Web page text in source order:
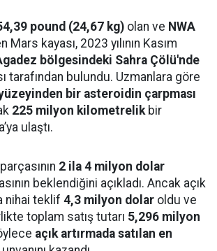
pound (24,67 kg) olan ve NWA
Mars kayası, 2023 yılının Kasım
bölgesindeki Sahra Çölü'nde
tarafından bulundu. Uzmanlara göre
bir asteroidin çarpması
225 milyon kilometrelikbir
ulaştı.
2 ila 4 milyon dolar
beklendiğini açıkladı. Ancak açık
nihai teklif 4,3 milyon dolar oldu ve
toplam satış tutarı 5,296 milyon
açık artırmada satılan en